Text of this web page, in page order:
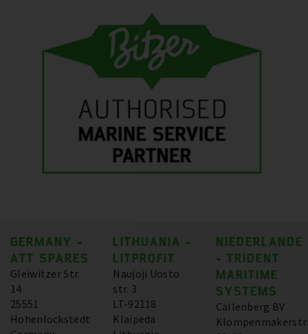
GERMANY -
ATT SPARES
Gleiwitzer Str.
14
25551
Hohenlockstedt
LITHUANIA -
LITPROFIT
Naujoji Uosto
str. 3
LT-92118
Klaipeda
NIEDERLANDE
- TRIDENT
MARITIME
SYSTEMS
Callenberg BV